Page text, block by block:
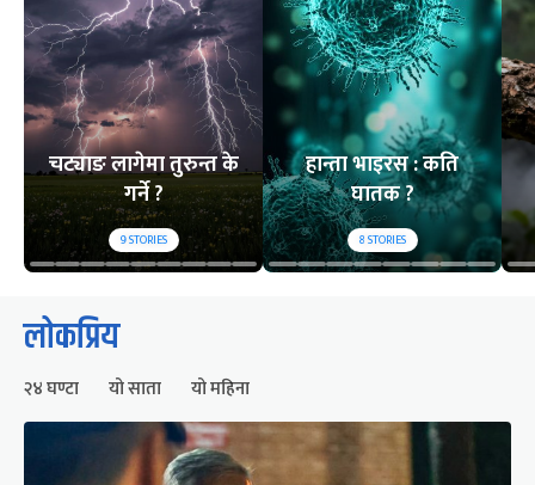
चट्याङ लागेमा तुरुन्त के
गर्ने ?
9STORIES
हान्ता भाइरस : कति
घातक ?
8STORIES
लोकप्रिय
२४ घण्टा यो साता यो महिना